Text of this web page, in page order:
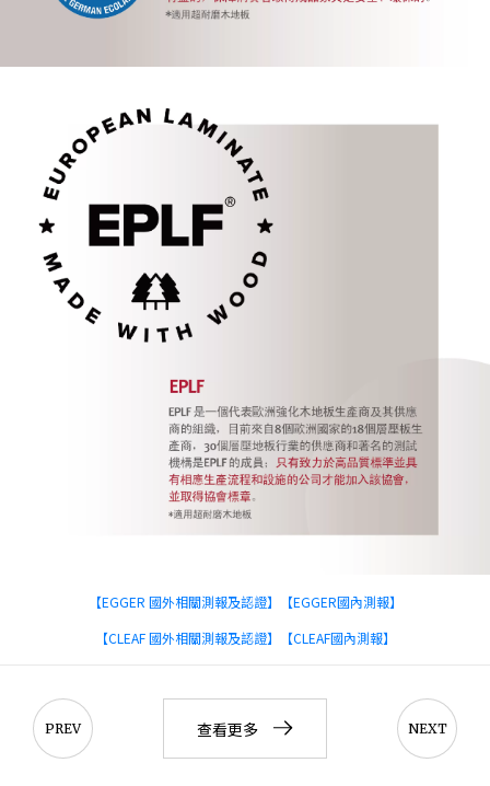
【EGGER 國外相關測報及認證】
【EGGER國內測報】
【CLEAF 國外相關測報及認證】
【CLEAF國內測報】
PREV 查看更多 NEXT